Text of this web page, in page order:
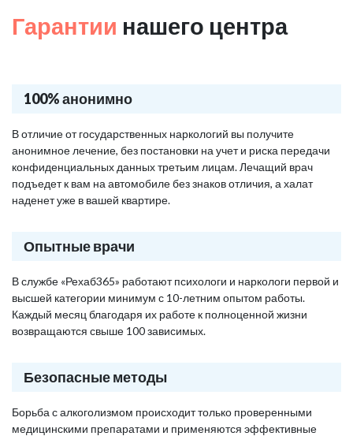
Гарантии нашего центра
100% анонимно
В отличие от государственных наркологий вы получите
анонимное лечение, без постановки на учет и риска передачи
конфиденциальных данных третьим лицам. Лечащий врач
подъедет к вам на автомобиле без знаков отличия, а халат
наденет уже в вашей квартире.
Опытные врачи
В службе «Рехаб365» работают психологи и наркологи первой и
высшей категории минимум с 10-летним опытом работы.
Каждый месяц благодаря их работе к полноценной жизни
возвращаются свыше 100 зависимых.
Безопасные методы
Борьба с алкоголизмом происходит только проверенными
медицинскими препаратами и применяются эффективные